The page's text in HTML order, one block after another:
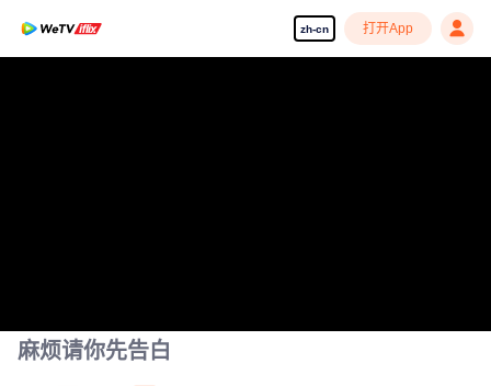
zh-cn 打开App
麻烦请你先告白